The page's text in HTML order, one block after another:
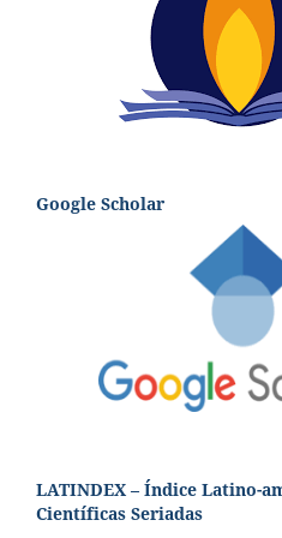
Google Scholar
LATINDEX – Índice Latino-
Científicas Seriadas